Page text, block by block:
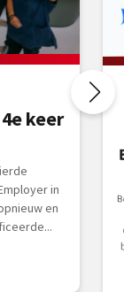
keer
in
en